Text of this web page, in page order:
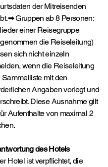
der Mitreisenden
Gruppen ab 8 Personen:
einer Reisegruppe
die Reiseleitung)
sich nicht einzeln
wenn die Reiseleitung
Sammelliste mit den
Angaben vorlegt und
Diese Ausnahme gilt
Aufenthalte von maximal 2
des Hotels
Hotel ist verpflichtet, die